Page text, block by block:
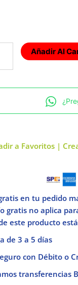
Añadir Al
a Favoritos |
en tu pedido
gratis no aplica
este producto
de 3 a 5 días
con Débito o
transferencias